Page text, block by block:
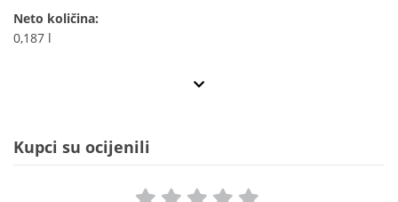
Neto količina:
0,187 l
Kupci su ocijenili